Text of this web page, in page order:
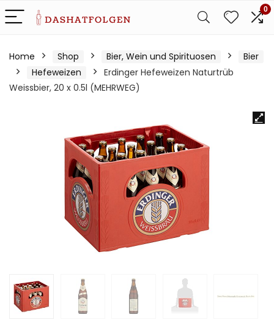
0
Home Shop Bier, Wein und Spirituosen
Bier
Hefeweizen
Erdinger Hefeweizen Naturtrüb
Weissbier, 20 x 0.5l (MEHRWEG)